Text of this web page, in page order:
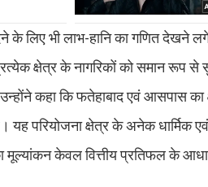
लिए भी लाभ-हानि का गणित देखने
क्षेत्र के नागरिकों को समान रूप से
उन्होंने कहा कि फतेहाबाद एवं
यह परियोजना क्षेत्र के अनेक धार्मिक
केवल वित्तीय प्रतिफल के